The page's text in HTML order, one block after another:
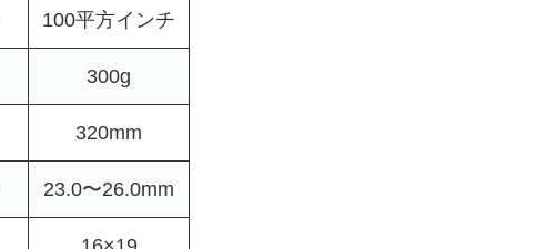
100平方インチ
300g
320mm
23.0〜26.0mm